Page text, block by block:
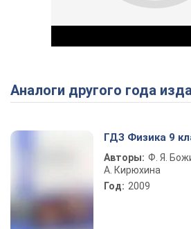
Аналоги другого года
ГДЗ Физика 9
Авторы: Ф. Я.
А. Кирюхина
Год: 2009